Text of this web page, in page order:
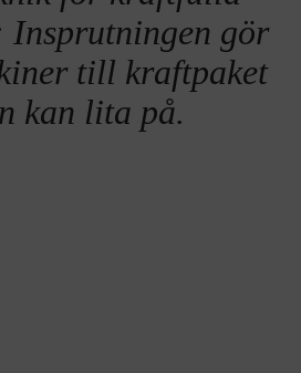
Insprutningen gör
till kraftpaket
kan lita på.